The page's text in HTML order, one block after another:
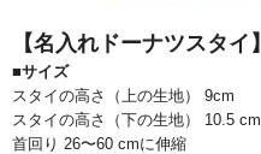
【名入れドーナツスタイ】
■サイズ
スタイの高さ（上の生地） 9cm
スタイの高さ（下の生地） 10.5 cm
首回り 26〜60 cmに伸縮